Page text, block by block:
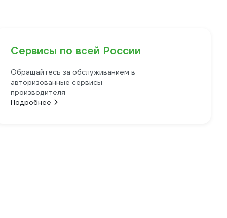
Сервисы по всей России
Обращайтесь за обслуживанием в
авторизованные сервисы
производителя
Подробнее